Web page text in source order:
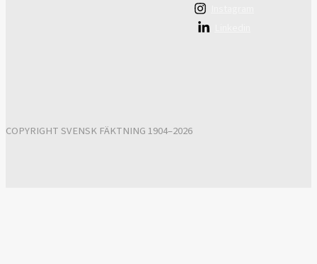
COPYRIGHT SVENSK FÄKTNING 1904–2026